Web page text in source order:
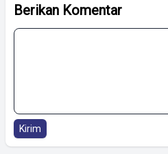
Berikan Komentar
Kirim